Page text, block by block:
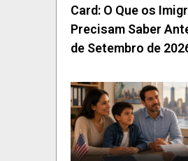
Card: O Que os
Precisam Saber
de Setembro de